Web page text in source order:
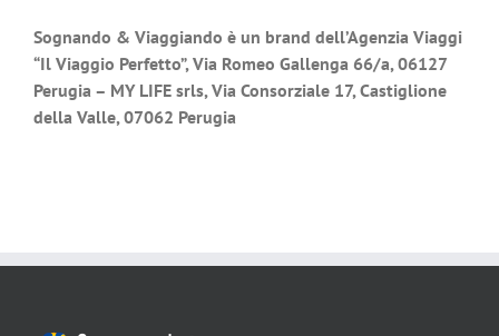
Sognando & Viaggiando è un brand dell’Agenzia Viaggi
“Il Viaggio Perfetto”, Via Romeo Gallenga 66/a, 06127
Perugia – MY LIFE srls, Via Consorziale 17, Castiglione
della Valle, 07062 Perugia